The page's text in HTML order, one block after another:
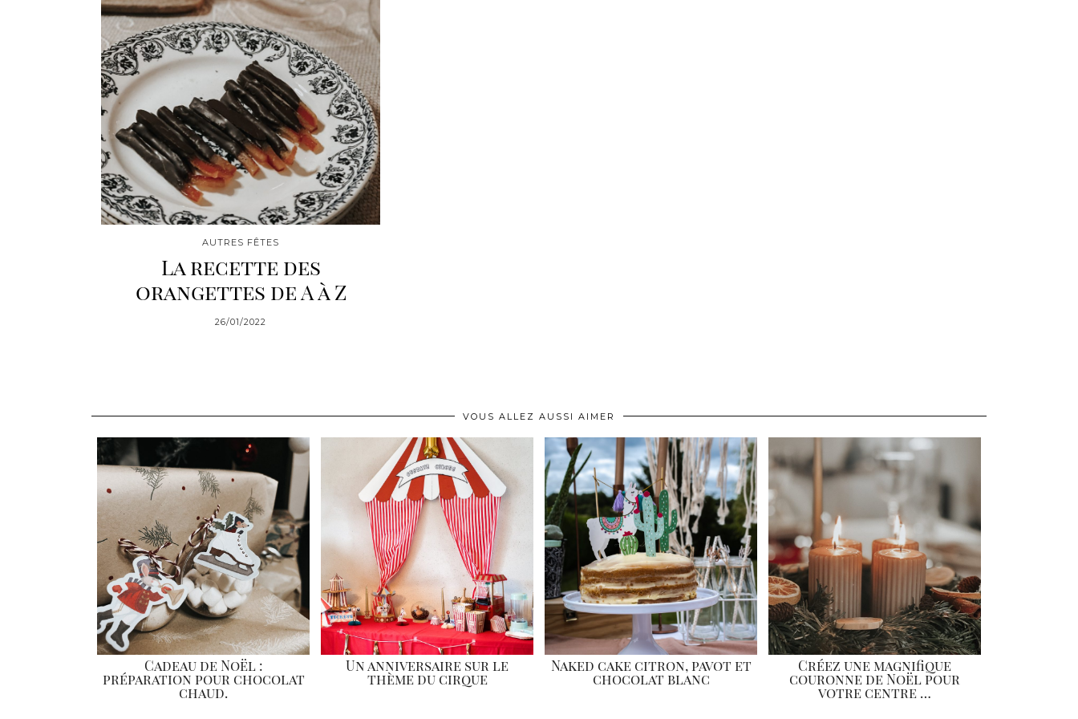
AUTRES FÊTES
La recette des
orangettes de A à Z
26/01/2022
VOUS ALLEZ AUSSI AIMER
Cadeau de Noël :
préparation pour chocolat
chaud.
Un anniversaire sur le
thème du cirque
Naked cake citron, pavot et
chocolat blanc
Créez une magnifique
couronne de Noël pour
votre centre …